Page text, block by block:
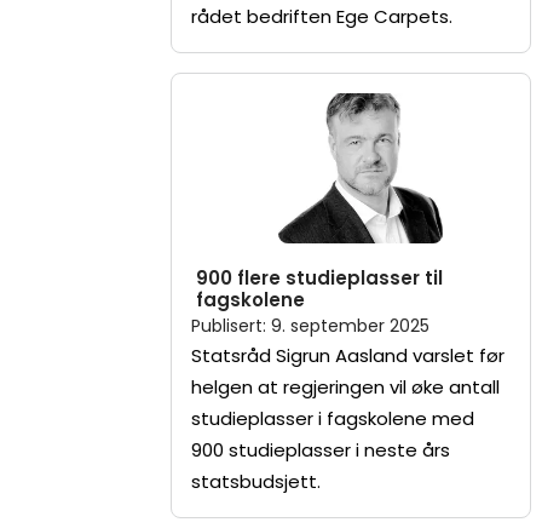
rådet bedriften Ege Carpets.
900 flere studieplasser til
fagskolene
Publisert: 9. september 2025
Statsråd Sigrun Aasland varslet før
helgen at regjeringen vil øke antall
studieplasser i fagskolene med
900 studieplasser i neste års
statsbudsjett.